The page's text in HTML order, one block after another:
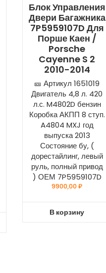
Блок Управления
Двери Багажника
7P5959107D Для
Порше Каен /
Porsche
Cayenne S 2
2010-2014
🎫 Артикул 1651019
Двигатель 4,8 л. 420
л.с. M4802D бензин
Коробка АКПП 8 ступ.
A4804 MXJ год
выпуска 2013
Состояние бу, (
дорестайлинг, левый
руль, полный привод
) ОЕМ 7P5959107D
9900,00₽
В корзину